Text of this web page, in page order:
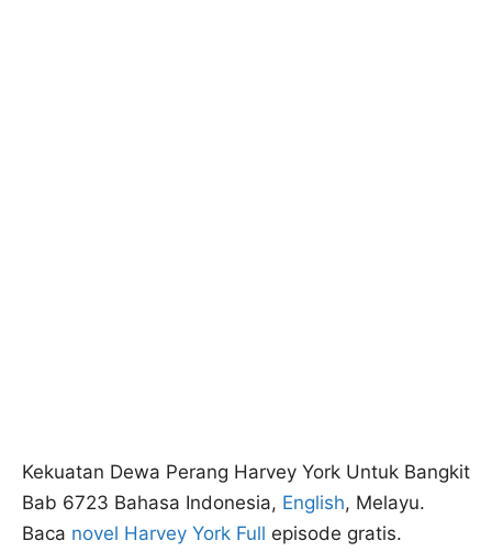
Kekuatan Dewa Perang Harvey York Untuk Bangkit
Bab 6723 Bahasa Indonesia, English, Melayu.
Baca novel Harvey York Full episode gratis.